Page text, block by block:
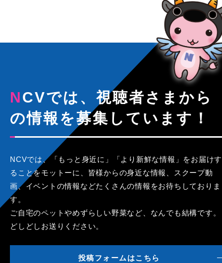
NCVでは、視聴者さまから
の情報を募集しています！
NCVでは、「もっと身近に」「より新鮮な情報」をお届けす
ることをモットーに、皆様からの身近な情報、スクープ動
画、イベントの情報などたくさんの情報をお待ちしておりま
す。
ご自宅のペットやめずらしい野菜など、なんでも結構です。
どしどしお送りください。
投稿フォームはこちら